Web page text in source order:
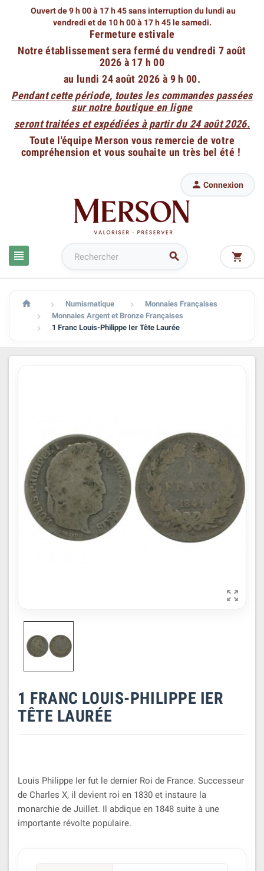
Ouvert de 9 h 00 à 17 h 45 sans interruption du lundi au
vendredi et de 10 h 00 à 17 h 45 le samedi.
Fermeture estivale
Notre établissement sera fermé du vendredi 7 août
2026 à 17 h 00
au lundi 24 août 2026 à 9 h 00.
Pendant cette période, toutes les commandes passées
sur notre boutique en ligne
seront traitées et expédiées à partir du 24 août 2026.
Toute l'équipe Merson vous remercie de votre
compréhension et vous souhaite un très bel été !
 
 Connexion

  Numismatique  Monnaies Françaises
 Monnaies Argent et Bronze Françaises
 1 Franc Louis-Philippe Ier Tête Laurée

1 FRANC LOUIS-PHILIPPE IER
TÊTE LAURÉE
Louis Philippe Ier fut le dernier Roi de France. Successeur
de Charles X, il devient roi en 1830 et instaure la
monarchie de Juillet. Il abdique en 1848 suite à une
importante révolte populaire.